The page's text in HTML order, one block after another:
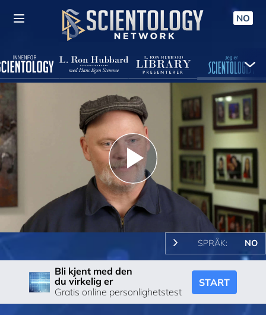
NO
Play
Video
SPRÅK: NO
Bli kjent med den
du virkelig er
Gratis online personlighetstest
START